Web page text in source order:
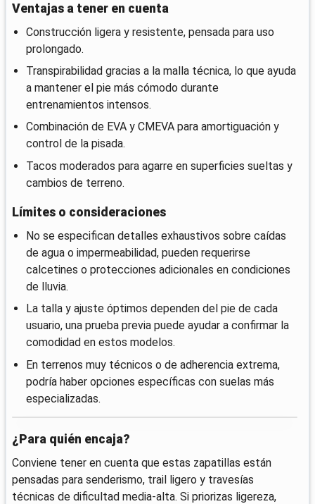
Ventajas a tener en cuenta
Construcción ligera y resistente, pensada para uso
prolongado.
Transpirabilidad gracias a la malla técnica, lo que ayuda
a mantener el pie más cómodo durante
entrenamientos intensos.
Combinación de EVA y CMEVA para amortiguación y
control de la pisada.
Tacos moderados para agarre en superficies sueltas y
cambios de terreno.
Límites o consideraciones
No se especifican detalles exhaustivos sobre caídas
de agua o impermeabilidad, pueden requerirse
calcetines o protecciones adicionales en condiciones
de lluvia.
La talla y ajuste óptimos dependen del pie de cada
usuario, una prueba previa puede ayudar a confirmar la
comodidad en estos modelos.
En terrenos muy técnicos o de adherencia extrema,
podría haber opciones específicas con suelas más
especializadas.
¿Para quién encaja?
Conviene tener en cuenta que estas zapatillas están
pensadas para senderismo, trail ligero y travesías
técnicas de dificultad media-alta. Si priorizas ligereza,